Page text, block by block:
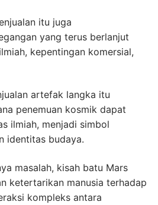
itu juga
yang terus berlanjut
kepentingan komersial,
artefak langka itu
penemuan kosmik dapat
ilmiah, menjadi simbol
identitas budaya.
masalah, kisah batu Mars
ketertarikan manusia terhadap
kompleks antara